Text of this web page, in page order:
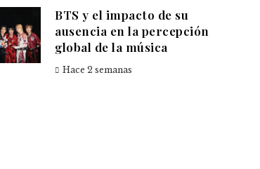
BTS y el impacto de su
ausencia en la percepción
global de la música
Hace 2 semanas